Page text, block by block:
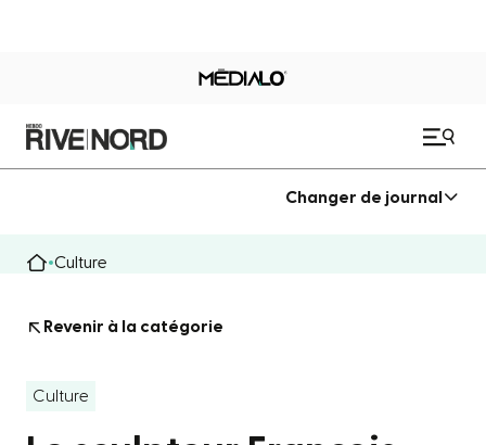
Changer de journal
Culture
Revenir à la catégorie
Culture